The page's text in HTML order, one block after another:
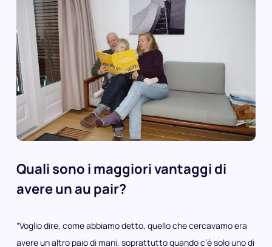
Quali sono i maggiori vantaggi di
avere un au pair?
“Voglio dire, come abbiamo detto, quello che cercavamo era
avere un altro paio di mani, soprattutto quando c’è solo uno di